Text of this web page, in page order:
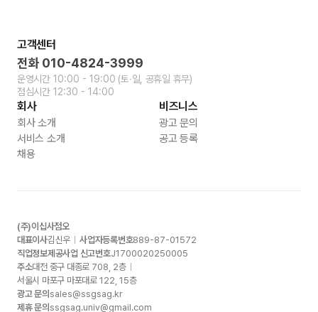
고객센터
전화 010-4824-3999
운영시간 10:00 - 19:00 (토∙일, 공휴일 휴무)
점심시간 12:30 - 14:00
회사
회사 소개
서비스 소개
채용
비즈니스
광고 문의
공고 등록
(주)이십사점오
대표이사김신우 사업자등록번호889-87-01572
직업정보제공사업 신고번호J1700020250005
주소대전 중구 대종로 708, 2층
서울시 마포구 마포대로 122, 15층
광고 문의 sales@ssgsag.kr
제휴 문의 ssgsag.univ@gmail.com